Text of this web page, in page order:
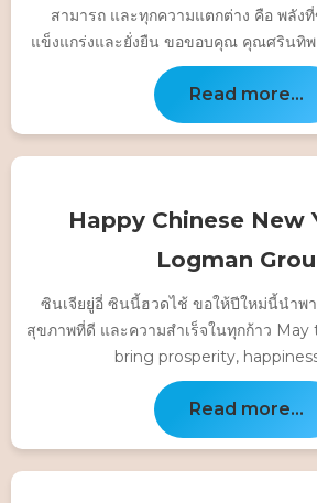
สามารถ และทุกความแตกต่าง คือ พลัง
แข็งแกร่งและยั่งยืน ขอขอบคุณ คุณศรินทิพ
Read more...
Happy Chinese New
Logman
ซินเจียยู่อี่ ซินนี้ฮวดไช้ ขอให้ปีใหม่นี้นำพ
สุขภาพที่ดี และความสำเร็จในทุกก้าว
bring prosperity,
Read more...